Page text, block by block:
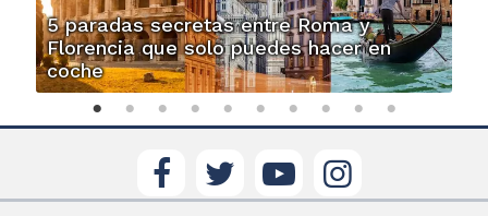
5 paradas secretas entre Roma y
Florencia que solo puedes hacer en
coche